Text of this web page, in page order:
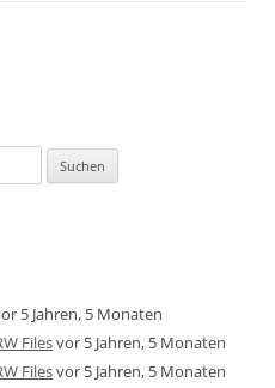
5 Jahren, 5 Monaten
Filesvor 5 Jahren, 5 Monaten
Filesvor 5 Jahren, 5 Monaten